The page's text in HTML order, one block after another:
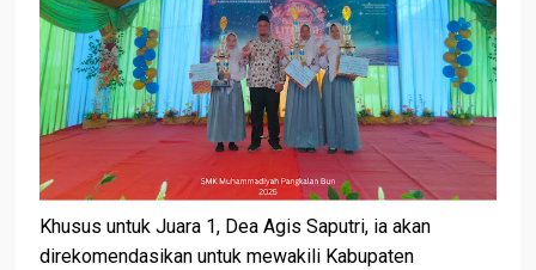
Khusus untuk Juara 1, Dea Agis Saputri, ia akan
direkomendasikan untuk mewakili Kabupaten